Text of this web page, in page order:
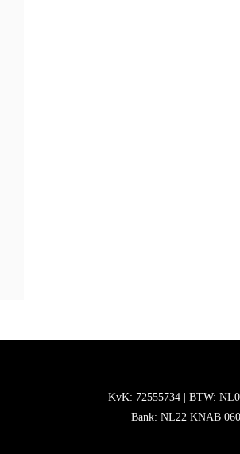
KvK: 72555734 | BTW:
Bank: NL22 KNAB